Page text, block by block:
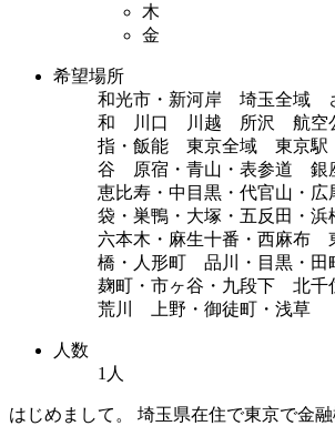
木
金
希望場所
和光市・新河岸 埼玉全域
和 川口 川越 所沢 航空
指・飯能 東京全域 東京
谷 原宿・青山・表参道 銀
恵比寿・中目黒・代官山・
袋・巣鴨・大塚・五反田・
六本木・麻生十番・西麻布
橋・人形町 品川・目黒・田
麹町・市ヶ谷・九段下 北千
荒川 上野・御徒町・浅草
人数
1人
はじめまして。 埼玉県在住で東京で金